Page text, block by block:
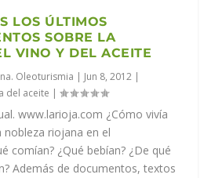
LOS ÚLTIMOS
SOBRE LA
VINO Y DEL ACEITE
Oleoturismia | Jun 8, 2012 |
del aceite |
www.larioja.com ¿Cómo vivía
riojana en el
comían? ¿Qué bebían? ¿De qué
Además de documentos, textos